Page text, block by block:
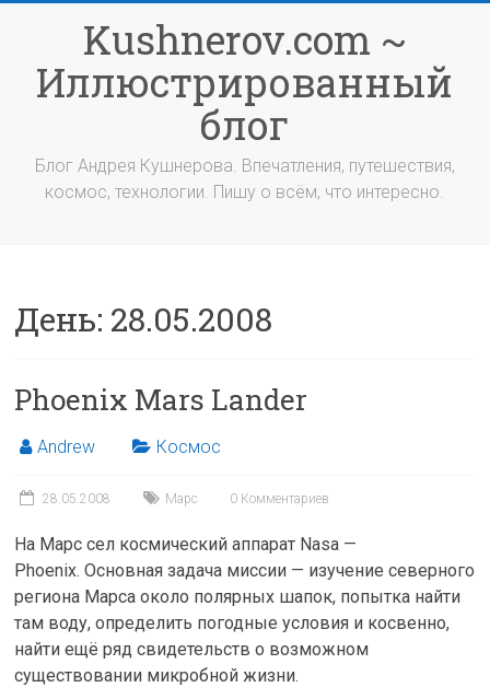
содержимомуKushnerov.com ~
Иллюстрированный
блог
Блог Андрея Кушнерова. Впечатления, путешествия,
космос, технологии. Пишу о всём, что интересно.
День: 28.05.2008
Phoenix Mars Lander
Andrew Космос
28.05.2008 Марс 0 Комментариев
На Марс сел космический аппарат Nasa —
Phoenix. Основная задача миссии — изучение северного
региона Марса около полярных шапок, попытка найти
там воду, определить погодные условия и косвенно,
найти ещё ряд свидетельств о возможном
существовании микробной жизни.